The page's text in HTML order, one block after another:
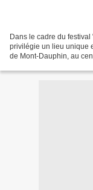
Dans le cadre du
privilégie un lieu unique
de Mont-Dauphin, au